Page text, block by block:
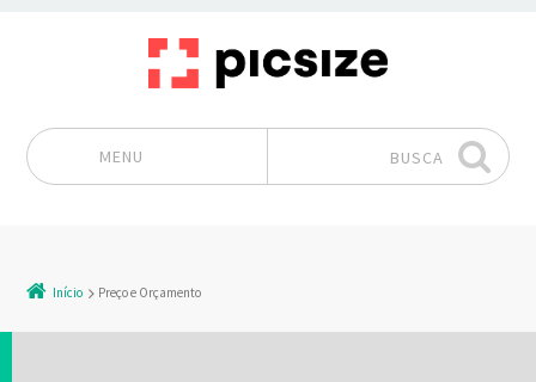
MENU BUSCA
Início Preço e Orçamento